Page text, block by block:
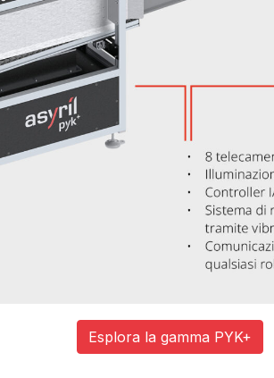
Esplora la gamma PYK+